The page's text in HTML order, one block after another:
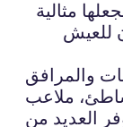
مثالية
للعيش
والمرافق
ملاعب
العديد من